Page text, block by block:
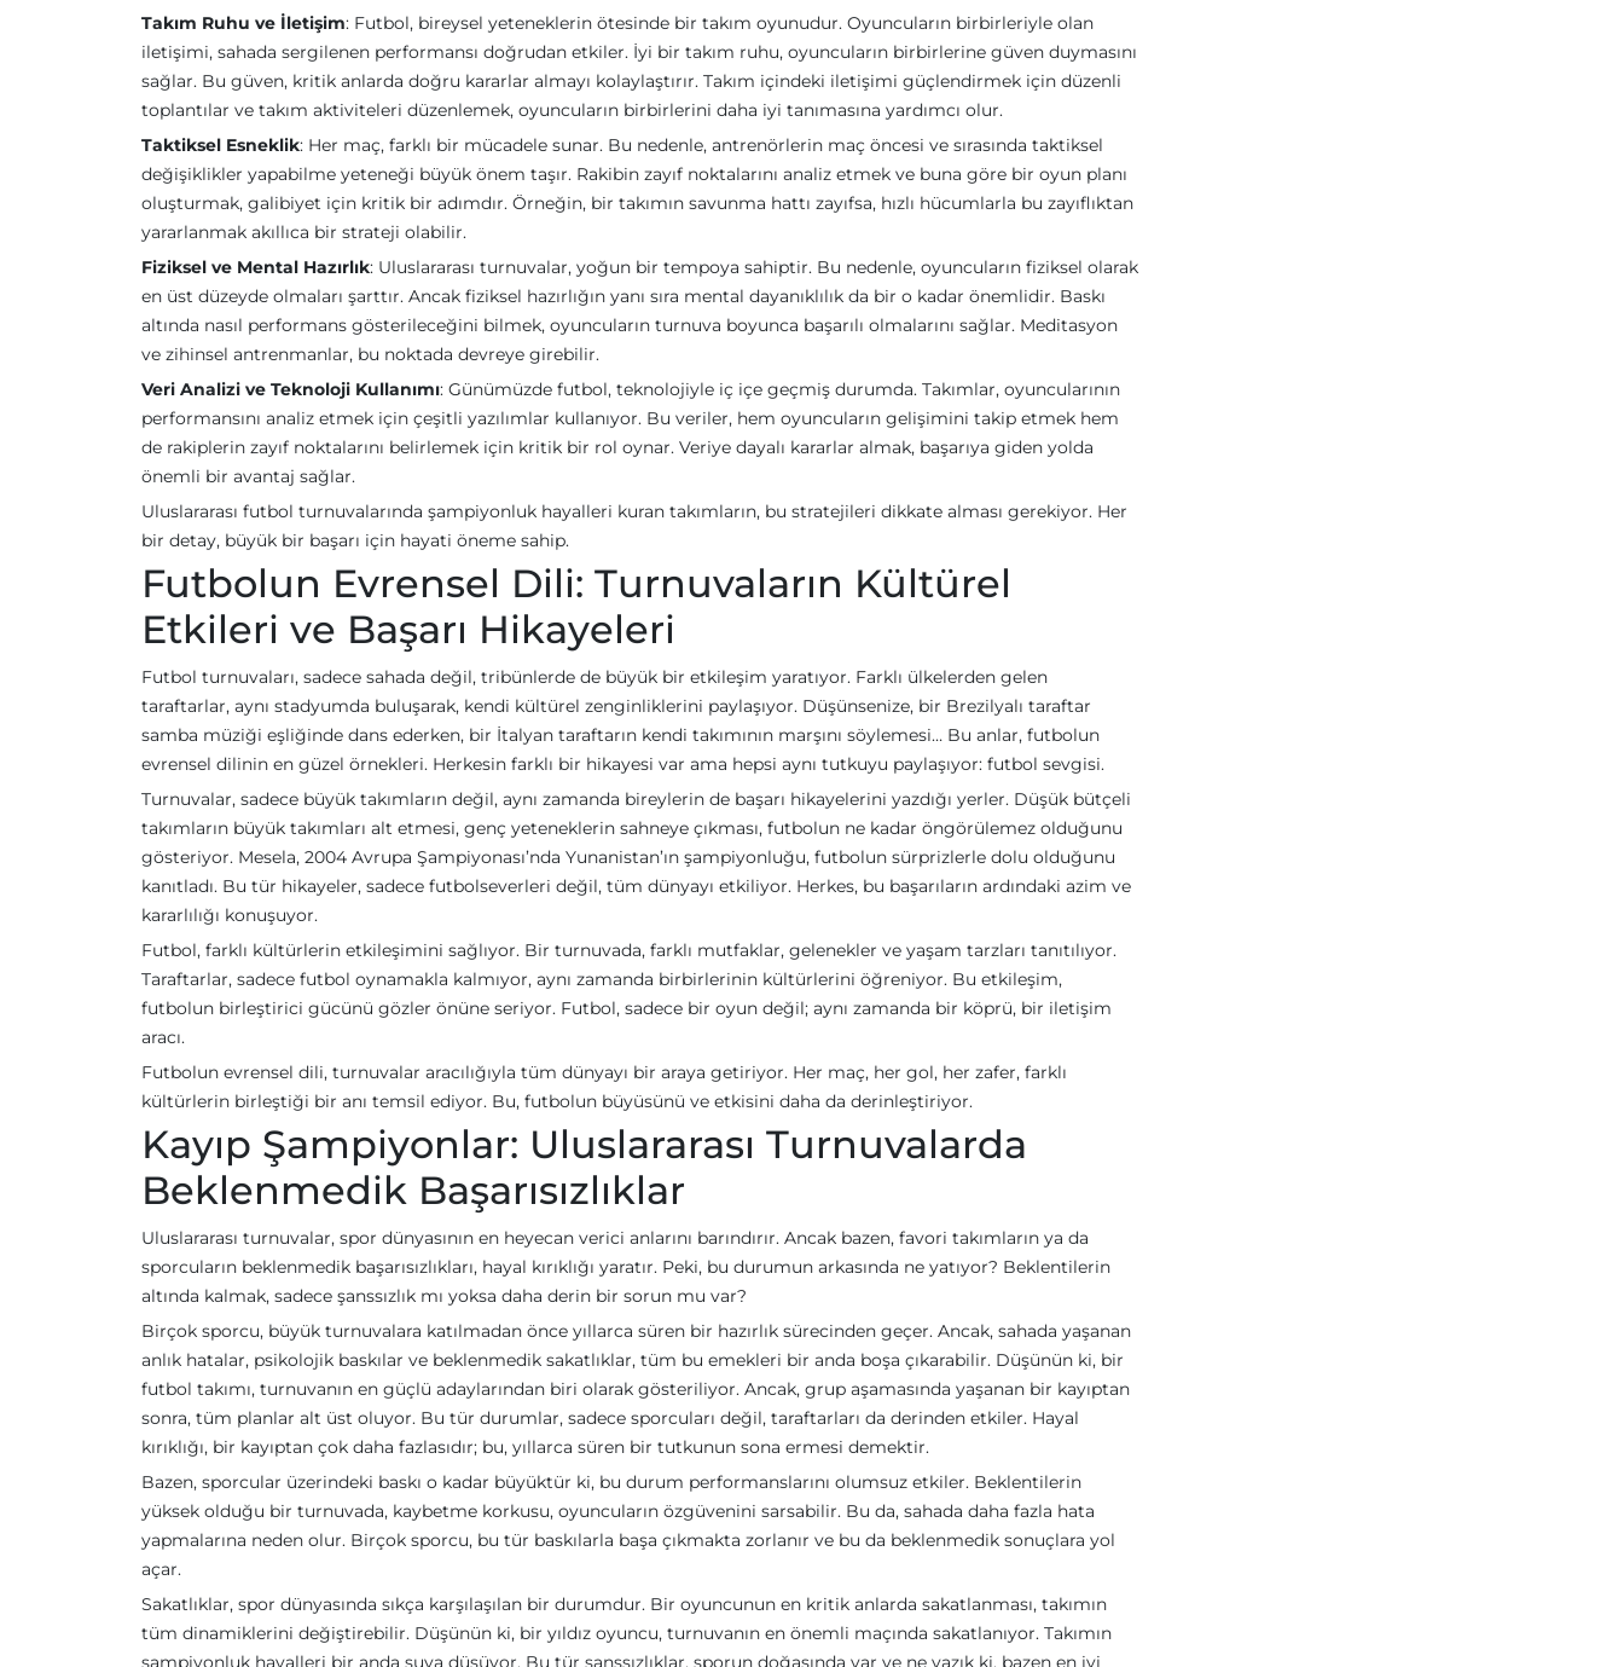
Takım Ruhu ve İletişim: Futbol, bireysel yeteneklerin ötesinde bir takım oyunudur. Oyuncuların birbirleriyle olan
iletişimi, sahada sergilenen performansı doğrudan etkiler. İyi bir takım ruhu, oyuncuların birbirlerine güven duymasını
sağlar. Bu güven, kritik anlarda doğru kararlar almayı kolaylaştırır. Takım içindeki iletişimi güçlendirmek için düzenli
toplantılar ve takım aktiviteleri düzenlemek, oyuncuların birbirlerini daha iyi tanımasına yardımcı olur.
Taktiksel Esneklik: Her maç, farklı bir mücadele sunar. Bu nedenle, antrenörlerin maç öncesi ve sırasında taktiksel
değişiklikler yapabilme yeteneği büyük önem taşır. Rakibin zayıf noktalarını analiz etmek ve buna göre bir oyun planı
oluşturmak, galibiyet için kritik bir adımdır. Örneğin, bir takımın savunma hattı zayıfsa, hızlı hücumlarla bu zayıflıktan
yararlanmak akıllıca bir strateji olabilir.
Fiziksel ve Mental Hazırlık: Uluslararası turnuvalar, yoğun bir tempoya sahiptir. Bu nedenle, oyuncuların fiziksel olarak
en üst düzeyde olmaları şarttır. Ancak fiziksel hazırlığın yanı sıra mental dayanıklılık da bir o kadar önemlidir. Baskı
altında nasıl performans gösterileceğini bilmek, oyuncuların turnuva boyunca başarılı olmalarını sağlar. Meditasyon
ve zihinsel antrenmanlar, bu noktada devreye girebilir.
Veri Analizi ve Teknoloji Kullanımı: Günümüzde futbol, teknolojiyle iç içe geçmiş durumda. Takımlar, oyuncularının
performansını analiz etmek için çeşitli yazılımlar kullanıyor. Bu veriler, hem oyuncuların gelişimini takip etmek hem
de rakiplerin zayıf noktalarını belirlemek için kritik bir rol oynar. Veriye dayalı kararlar almak, başarıya giden yolda
önemli bir avantaj sağlar.
Uluslararası futbol turnuvalarında şampiyonluk hayalleri kuran takımların, bu stratejileri dikkate alması gerekiyor. Her
bir detay, büyük bir başarı için hayati öneme sahip.
Futbolun Evrensel Dili: Turnuvaların Kültürel
Etkileri ve Başarı Hikayeleri
Futbol turnuvaları, sadece sahada değil, tribünlerde de büyük bir etkileşim yaratıyor. Farklı ülkelerden gelen
taraftarlar, aynı stadyumda buluşarak, kendi kültürel zenginliklerini paylaşıyor. Düşünsenize, bir Brezilyalı taraftar
samba müziği eşliğinde dans ederken, bir İtalyan taraftarın kendi takımının marşını söylemesi… Bu anlar, futbolun
evrensel dilinin en güzel örnekleri. Herkesin farklı bir hikayesi var ama hepsi aynı tutkuyu paylaşıyor: futbol sevgisi.
Turnuvalar, sadece büyük takımların değil, aynı zamanda bireylerin de başarı hikayelerini yazdığı yerler. Düşük bütçeli
takımların büyük takımları alt etmesi, genç yeteneklerin sahneye çıkması, futbolun ne kadar öngörülemez olduğunu
gösteriyor. Mesela, 2004 Avrupa Şampiyonası’nda Yunanistan’ın şampiyonluğu, futbolun sürprizlerle dolu olduğunu
kanıtladı. Bu tür hikayeler, sadece futbolseverleri değil, tüm dünyayı etkiliyor. Herkes, bu başarıların ardındaki azim ve
kararlılığı konuşuyor.
Futbol, farklı kültürlerin etkileşimini sağlıyor. Bir turnuvada, farklı mutfaklar, gelenekler ve yaşam tarzları tanıtılıyor.
Taraftarlar, sadece futbol oynamakla kalmıyor, aynı zamanda birbirlerinin kültürlerini öğreniyor. Bu etkileşim,
futbolun birleştirici gücünü gözler önüne seriyor. Futbol, sadece bir oyun değil; aynı zamanda bir köprü, bir iletişim
aracı.
Futbolun evrensel dili, turnuvalar aracılığıyla tüm dünyayı bir araya getiriyor. Her maç, her gol, her zafer, farklı
kültürlerin birleştiği bir anı temsil ediyor. Bu, futbolun büyüsünü ve etkisini daha da derinleştiriyor.
Kayıp Şampiyonlar: Uluslararası Turnuvalarda
Beklenmedik Başarısızlıklar
Uluslararası turnuvalar, spor dünyasının en heyecan verici anlarını barındırır. Ancak bazen, favori takımların ya da
sporcuların beklenmedik başarısızlıkları, hayal kırıklığı yaratır. Peki, bu durumun arkasında ne yatıyor? Beklentilerin
altında kalmak, sadece şanssızlık mı yoksa daha derin bir sorun mu var?
Birçok sporcu, büyük turnuvalara katılmadan önce yıllarca süren bir hazırlık sürecinden geçer. Ancak, sahada yaşanan
anlık hatalar, psikolojik baskılar ve beklenmedik sakatlıklar, tüm bu emekleri bir anda boşa çıkarabilir. Düşünün ki, bir
futbol takımı, turnuvanın en güçlü adaylarından biri olarak gösteriliyor. Ancak, grup aşamasında yaşanan bir kayıptan
sonra, tüm planlar alt üst oluyor. Bu tür durumlar, sadece sporcuları değil, taraftarları da derinden etkiler. Hayal
kırıklığı, bir kayıptan çok daha fazlasıdır; bu, yıllarca süren bir tutkunun sona ermesi demektir.
Bazen, sporcular üzerindeki baskı o kadar büyüktür ki, bu durum performanslarını olumsuz etkiler. Beklentilerin
yüksek olduğu bir turnuvada, kaybetme korkusu, oyuncuların özgüvenini sarsabilir. Bu da, sahada daha fazla hata
yapmalarına neden olur. Birçok sporcu, bu tür baskılarla başa çıkmakta zorlanır ve bu da beklenmedik sonuçlara yol
açar.
Sakatlıklar, spor dünyasında sıkça karşılaşılan bir durumdur. Bir oyuncunun en kritik anlarda sakatlanması, takımın
tüm dinamiklerini değiştirebilir. Düşünün ki, bir yıldız oyuncu, turnuvanın en önemli maçında sakatlanıyor. Takımın
şampiyonluk hayalleri bir anda suya düşüyor. Bu tür şanssızlıklar, sporun doğasında var ve ne yazık ki, bazen en iyi